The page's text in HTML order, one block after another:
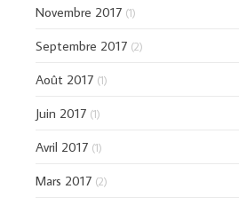
Novembre 2017 (1)
Septembre 2017 (2)
Août 2017 (1)
Juin 2017 (1)
Avril 2017 (1)
Mars 2017 (2)